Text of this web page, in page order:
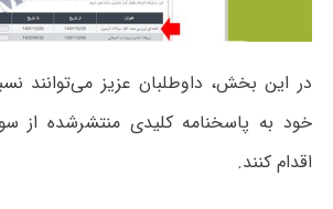
در این بخش، داوطلبان عزیز می‌توانند
خود به پاسخنامه کلیدی منتشرشده
اقدام کنند.